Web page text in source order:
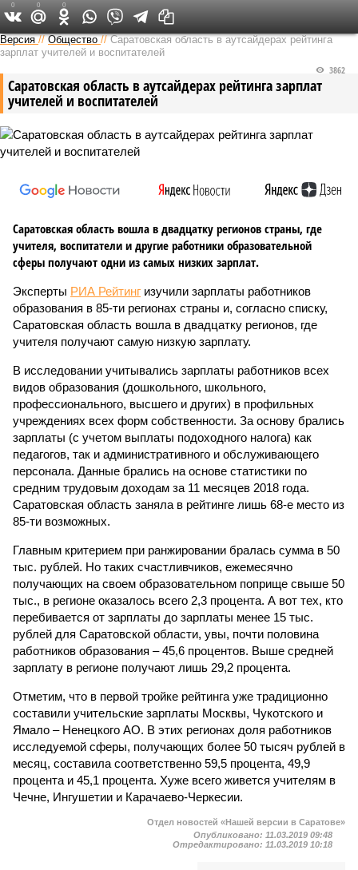
Версия в Саратове
Версия //Общество //Саратовская область в аутсайдерах рейтинга
зарплат учителей и воспитателей
Саратовская область в аутсайдерах рейтинга зарплат
учителей и воспитателей
3862
Саратовская область вошла в двадцатку регионов страны, где
учителя, воспитатели и другие работники образовательной
сферы получают одни из самых низких зарплат.
Эксперты РИА Рейтинг изучили зарплаты работников
образования в 85-ти регионах страны и, согласно списку,
Саратовская область вошла в двадцатку регионов, где
учителя получают самую низкую зарплату.
В исследовании учитывались зарплаты работников всех
видов образования (дошкольного, школьного,
профессионального, высшего и других) в профильных
учреждениях всех форм собственности. За основу брались
зарплаты (с учетом выплаты подоходного налога) как
педагогов, так и административного и обслуживающего
персонала. Данные брались на основе статистики по
средним трудовым доходам за 11 месяцев 2018 года.
Саратовская область заняла в рейтинге лишь 68-е место из
85-ти возможных.
Главным критерием при ранжировании бралась сумма в 50
тыс. рублей. Но таких счастливчиков, ежемесячно
получающих на своем образовательном поприще свыше 50
тыс., в регионе оказалось всего 2,3 процента. А вот тех, кто
перебивается от зарплаты до зарплаты менее 15 тыс.
рублей для Саратовской области, увы, почти половина
работников образования – 45,6 процентов. Выше средней
зарплату в регионе получают лишь 29,2 процента.
Отметим, что в первой тройке рейтинга уже традиционно
составили учительские зарплаты Москвы, Чукотского и
Ямало – Ненецкого АО. В этих регионах доля работников
исследуемой сферы, получающих более 50 тысяч рублей в
месяц, составила соответственно 59,5 процента, 49,9
процента и 45,1 процента. Хуже всего живется учителям в
Чечне, Ингушетии и Карачаево-Черкесии.
0 0 0
Отдел новостей «Нашей версии в Саратове»
Опубликовано: 11.03.2019 09:48
Отредактировано: 11.03.2019 10:18